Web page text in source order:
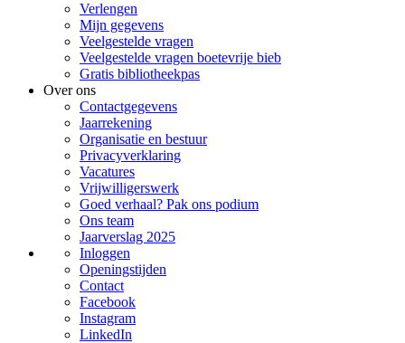
Verlengen
Mijn gegevens
Veelgestelde vragen
Veelgestelde vragen boetevrije bieb
Gratis bibliotheekpas
Over ons
Contactgegevens
Jaarrekening
Organisatie en bestuur
Privacyverklaring
Vacatures
Vrijwilligerswerk
Goed verhaal? Pak ons podium
Ons team
Jaarverslag 2025
Inloggen
Openingstijden
Contact
Facebook
Instagram
LinkedIn